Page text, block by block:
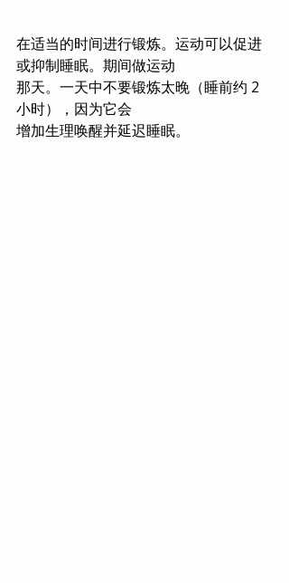
在适当的时间进行锻炼。运动可以促进
或抑制睡眠。期间做运动
那天。一天中不要锻炼太晚（睡前约 2
小时），因为它会
增加生理唤醒并延迟睡眠。